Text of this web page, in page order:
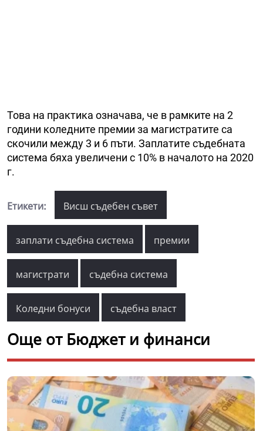
Това на практика означава, че в рамките на 2
години коледните премии за магистратите са
скочили между 3 и 6 пъти. Заплатите съдебната
система бяха увеличени с 10% в началото на 2020
г.
Етикети: Висш съдебен съвет
заплати съдебна система премии
магистрати съдебна система
Коледни бонуси съдебна власт
Още от Бюджет и финанси